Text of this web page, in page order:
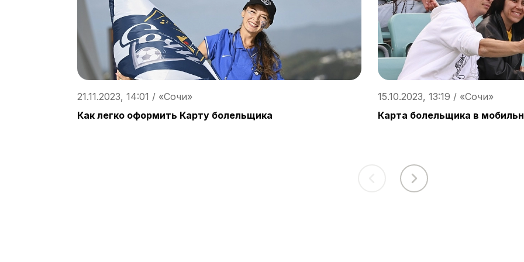
21.11.2023, 14:01 / «Сочи»
Как легко оформить Карту болельщика
15.10.2023, 13:19 / «Сочи»
Карта болельщика в